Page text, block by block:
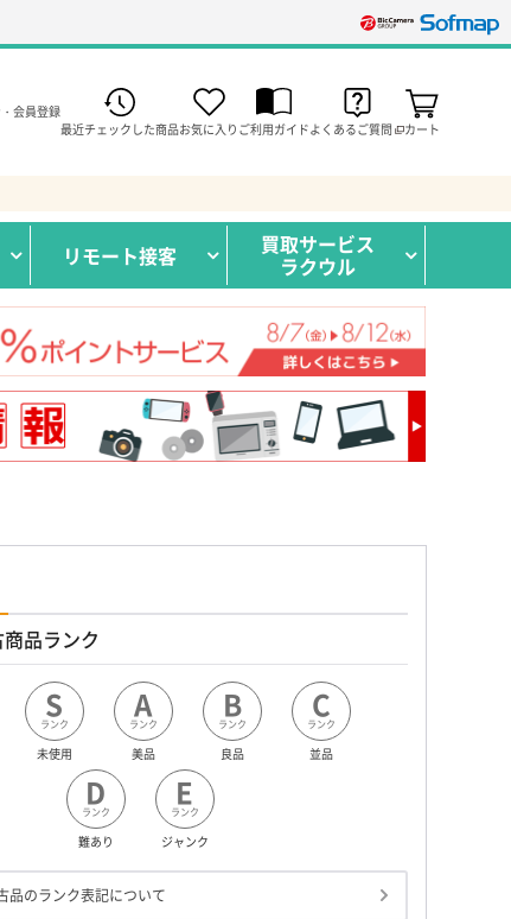
会員登録
最近チェックした商品お気に入り ご利用ガイドよくあるご質問 カート
リモート接客 買取サービス
ラクウル
品ランク
S
ランク
未使用
A
ランク
美品
B
ランク
良品
C
ランク
並品
D
ランク
難あり
E
ランク
ジャンク
品のランク表記について